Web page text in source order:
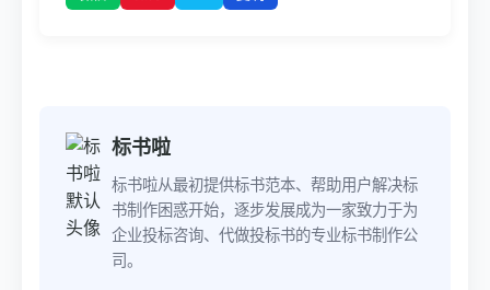
标书啦
标书啦从最初提供标书范本、帮助用户解决标
书制作困惑开始，逐步发展成为一家致力于为
企业投标咨询、代做投标书的专业标书制作公
司。